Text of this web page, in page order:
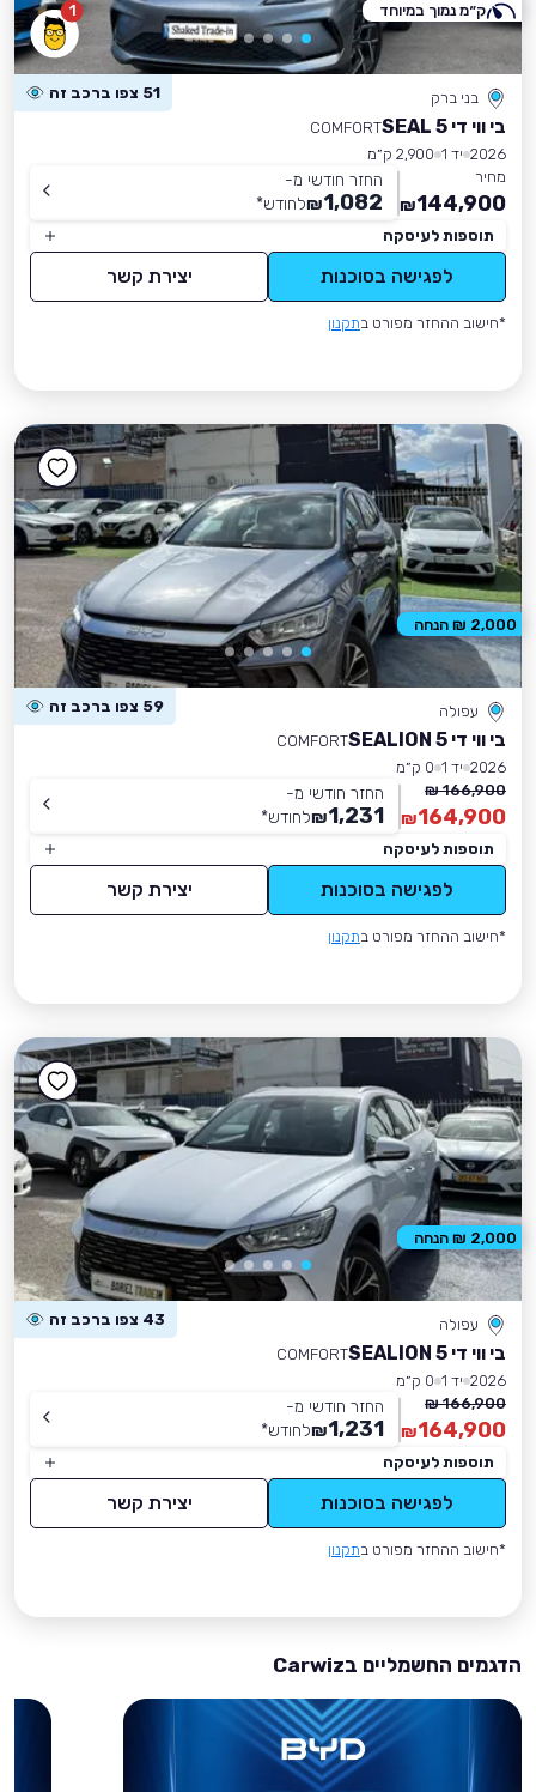
1
בני ברק 51 צפו ברכב זה
בי ווי די SEAL 5
COMFORT
2026 יד 1
2,900 ק״מ
מחיר
144,900
₪
החזר חודשי מ-
1,082
₪לחודש*
תוספות לעיסקה
לפגישה בסוכנות יצירת קשר
*חישוב ההחזר מפורט בתקנון
ק״מ נמוך במיוחד
עפולה 59 צפו ברכב זה
בי ווי די SEALION 5
COMFORT
2026 יד 1
0 ק״מ
166,900 ₪
164,900
₪
החזר חודשי מ-
1,231
₪לחודש*
תוספות לעיסקה
לפגישה בסוכנות יצירת קשר
*חישוב ההחזר מפורט בתקנון
2,000 ₪ הנחה
עפולה 43 צפו ברכב זה
בי ווי די SEALION 5
COMFORT
2026 יד 1
0 ק״מ
166,900 ₪
164,900
₪
החזר חודשי מ-
1,231
₪לחודש*
תוספות לעיסקה
לפגישה בסוכנות יצירת קשר
*חישוב ההחזר מפורט בתקנון
2,000 ₪ הנחה
הדגמים החשמליים בCarwiz